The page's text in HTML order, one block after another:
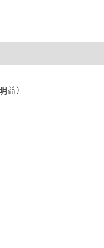
響，心臟仍用力地跳
如手中剝製的鳥類標
著消失了。
子若是個不能交換的
一人守護著尚未湮滅
益）